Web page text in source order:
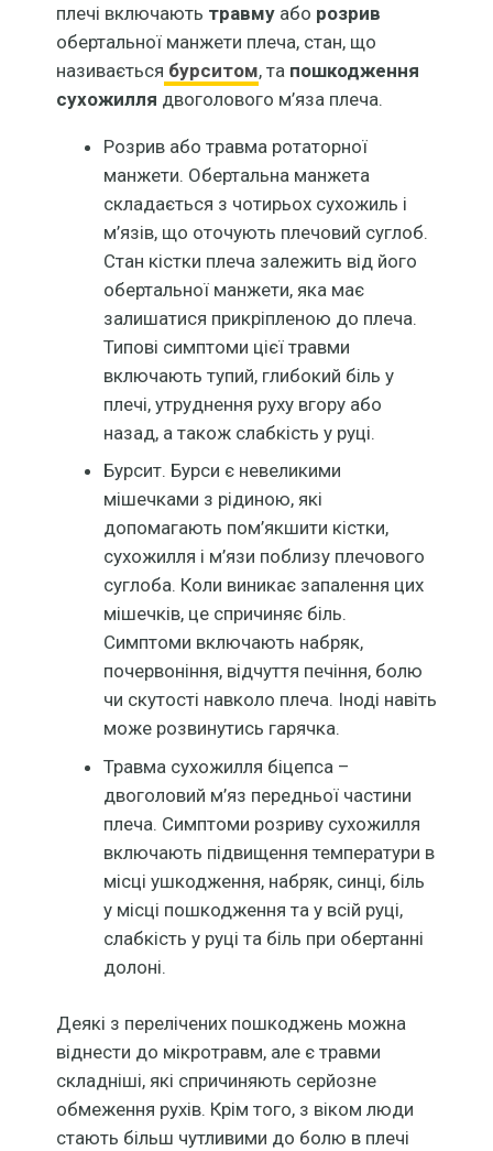
плечі включають травму або розрив
обертальної манжети плеча, стан, що
називається бурситом, та пошкодження
сухожилля двоголового м’яза плеча.
Розрив або травма ротаторної
манжети. Обертальна манжета
складається з чотирьох сухожиль і
м’язів, що оточують плечовий суглоб.
Стан кістки плеча залежить від його
обертальної манжети, яка має
залишатися прикріпленою до плеча.
Типові симптоми цієї травми
включають тупий, глибокий біль у
плечі, утруднення руху вгору або
назад, а також слабкість у руці.
Бурсит. Бурси є невеликими
мішечками з рідиною, які
допомагають пом’якшити кістки,
сухожилля і м’язи поблизу плечового
суглоба. Коли виникає запалення цих
мішечків, це спричиняє біль.
Симптоми включають набряк,
почервоніння, відчуття печіння, болю
чи скутості навколо плеча. Іноді навіть
може розвинутись гарячка.
Травма сухожилля біцепса –
двоголовий м’яз передньої частини
плеча. Симптоми розриву сухожилля
включають підвищення температури в
місці ушкодження, набряк, синці, біль
у місці пошкодження та у всій руці,
слабкість у руці та біль при обертанні
долоні.
Деякі з перелічених пошкоджень можна
віднести до мікротравм, але є травми
складніші, які спричиняють серйозне
обмеження рухів. Крім того, з віком люди
стають більш чутливими до болю в плечі